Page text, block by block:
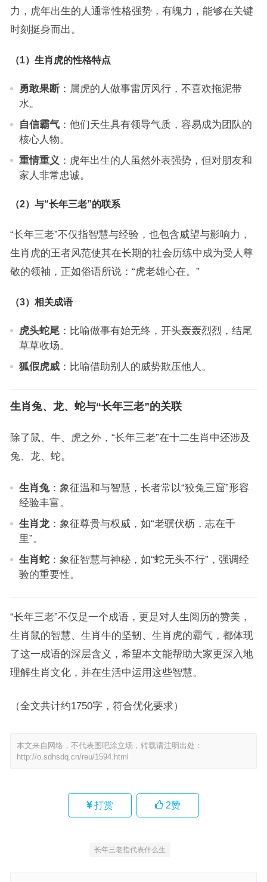
力，虎年出生的人通常性格强势，有魄力，能够在关键
时刻挺身而出。
（1）生肖虎的性格特点
勇敢果断：属虎的人做事雷厉风行，不喜欢拖泥带
水。
自信霸气：他们天生具有领导气质，容易成为团队的
核心人物。
重情重义 ：虎年出生的人虽然外表强势，但对朋友和
家人非常忠诚。
（2）与“长年三老”的联系
“长年三老”不仅指智慧与经验，也包含威望与影响力，
生肖虎的王者风范使其在长期的社会历练中成为受人尊
敬的领袖，正如俗语所说：“虎老雄心在。”
（3）相关成语
虎头蛇尾 ：比喻做事有始无终，开头轰轰烈烈，结尾
草草收场。
狐假虎威：比喻借助别人的威势欺压他人。
生肖兔、龙、蛇与“长年三老”的关联
除了鼠、牛、虎之外，“长年三老”在十二生肖中还涉及
兔、龙、蛇。
生肖兔：象征温和与智慧，长者常以“狡兔三窟”形容
经验丰富。
生肖龙：象征尊贵与权威，如“老骥伏枥，志在千
里”。
生肖蛇：象征智慧与神秘，如“蛇无头不行”，强调经
验的重要性。
“长年三老”不仅是一个成语，更是对人生阅历的赞美，
生肖鼠的智慧、生肖牛的坚韧、生肖虎的霸气，都体现
了这一成语的深层含义，希望本文能帮助大家更深入地
理解生肖文化，并在生活中运用这些智慧。
（全文共计约1750字，符合优化要求）
本文来自网络，不代表图吧涂立场，转载请注明出处：
http://o.sdhsdq.cn/reu/1594.html
打赏 2赞
长年三老指代表什么生